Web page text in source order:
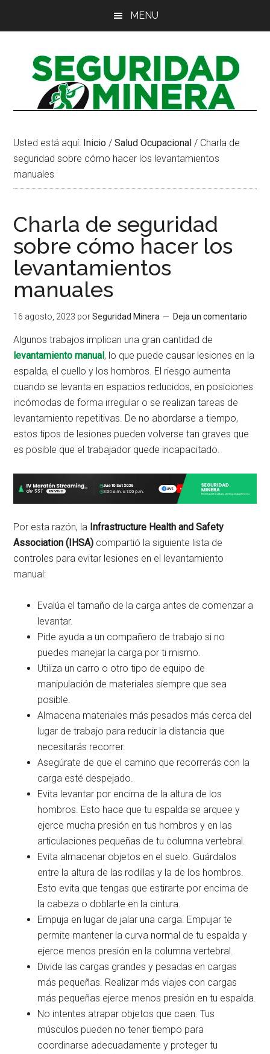
principal
MENU
Usted está aquí: Inicio / Salud Ocupacional / Charla de
seguridad sobre cómo hacer los levantamientos
manuales
Charla de seguridad
sobre cómo hacer los
levantamientos
manuales
16 agosto, 2023 porSeguridad Minera Deja un comentario
Algunos trabajos implican una gran cantidad de
levantamiento manual, lo que puede causar lesiones en la
espalda, el cuello y los hombros. El riesgo aumenta
cuando se levanta en espacios reducidos, en posiciones
incómodas de forma irregular o se realizan tareas de
levantamiento repetitivas. De no abordarse a tiempo,
estos tipos de lesiones pueden volverse tan graves que
es posible que el trabajador quede incapacitado.
Por esta razón, la Infrastructure Health and Safety
Association (IHSA) compartió la siguiente lista de
controles para evitar lesiones en el levantamiento
manual:
Evalúa el tamaño de la carga antes de comenzar a
levantar.
Pide ayuda a un compañero de trabajo si no
puedes manejar la carga por ti mismo.
Utiliza un carro o otro tipo de equipo de
manipulación de materiales siempre que sea
posible.
Almacena materiales más pesados más cerca del
lugar de trabajo para reducir la distancia que
necesitarás recorrer.
Asegúrate de que el camino que recorrerás con la
carga esté despejado.
Evita levantar por encima de la altura de los
hombros. Esto hace que tu espalda se arquee y
ejerce mucha presión en tus hombros y en las
articulaciones pequeñas de tu columna vertebral.
Evita almacenar objetos en el suelo. Guárdalos
entre la altura de las rodillas y la de los hombros.
Esto evita que tengas que estirarte por encima de
la cabeza o doblarte en la cintura.
Empuja en lugar de jalar una carga. Empujar te
permite mantener la curva normal de tu espalda y
ejerce menos presión en la columna vertebral.
Divide las cargas grandes y pesadas en cargas
más pequeñas. Realizar más viajes con cargas
más pequeñas ejerce menos presión en tu espalda.
No intentes atrapar objetos que caen. Tus
músculos pueden no tener tiempo para
coordinarse adecuadamente y proteger tu